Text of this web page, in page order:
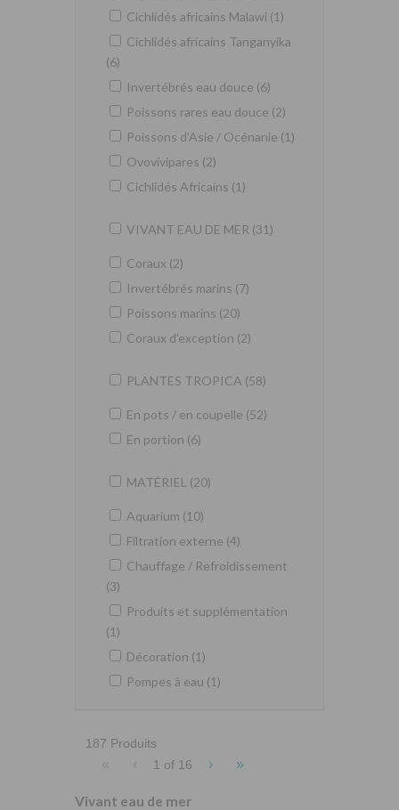
Cichlidés africains Malawi (1)
Cichlidés africains Tanganyika
(6)
Invertébrés eau douce (6)
Poissons rares eau douce (2)
Poissons d'Asie / Océnanie (1)
Ovovivipares (2)
Cichlidés Africains (1)
VIVANT EAU DE MER (31)
Coraux (2)
Invertébrés marins (7)
Poissons marins (20)
Coraux d'exception (2)
PLANTES TROPICA (58)
En pots / en coupelle (52)
En portion (6)
MATÉRIEL (20)
Aquarium (10)
Filtration externe (4)
Chauffage / Refroidissement
(3)
Produits et supplémentation
(1)
Décoration (1)
Pompes à eau (1)
187 Produits
« ‹ 1 of 16 › »
Vivant eau de mer